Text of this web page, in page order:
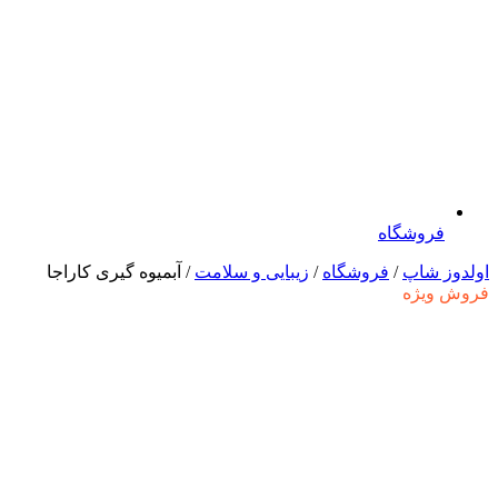
فروشگاه
اولدوز شاپ / فروشگاه / زیبایی و سلامت / آبمیوه گیری کاراجا
فروش ویژه